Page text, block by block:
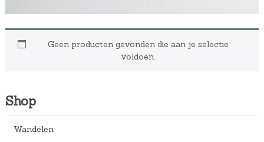
Geen producten gevonden die aan je selectie
voldoen.
Shop
Wandelen